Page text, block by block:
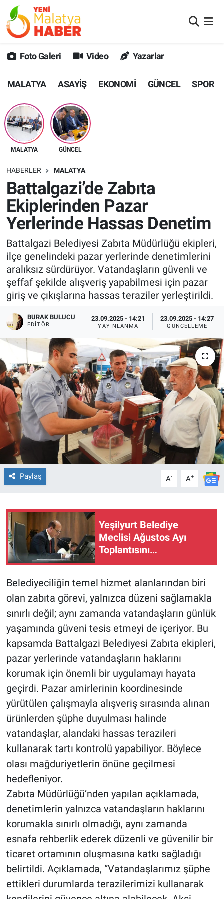
Foto Galeri Video Yazarlar
MALATYA ASAYİŞ EKONOMİ GÜNCEL SPOR
MALATYA GÜNCEL
HABERLER MALATYA
Battalgazi’de Zabıta
Ekiplerinden Pazar
Yerlerinde Hassas Denetim
Battalgazi Belediyesi Zabıta Müdürlüğü ekipleri,
ilçe genelindeki pazar yerlerinde denetimlerini
aralıksız sürdürüyor. Vatandaşların güvenli ve
şeffaf şekilde alışveriş yapabilmesi için pazar
giriş ve çıkışlarına hassas teraziler yerleştirildi.
BURAK BULUCU
EDITÖR
23.09.2025 - 14:21
YAYINLANMA
23.09.2025 - 14:27
GÜNCELLEME
Paylaş A- A+
Yeşilyurt Belediye
Meclisi Ağustos Ayı
Toplantısını
Gerçekleştirdi
Belediyeciliğin temel hizmet alanlarından biri
olan zabıta görevi, yalnızca düzeni sağlamakla
sınırlı değil; aynı zamanda vatandaşların günlük
yaşamında güveni tesis etmeyi de içeriyor. Bu
kapsamda Battalgazi Belediyesi Zabıta ekipleri,
pazar yerlerinde vatandaşların haklarını
korumak için önemli bir uygulamayı hayata
geçirdi. Pazar amirlerinin koordinesinde
yürütülen çalışmayla alışveriş sırasında alınan
ürünlerden şüphe duyulması halinde
vatandaşlar, alandaki hassas terazileri
kullanarak tartı kontrolü yapabiliyor. Böylece
olası mağduriyetlerin önüne geçilmesi
hedefleniyor.
Zabıta Müdürlüğü’nden yapılan açıklamada,
denetimlerin yalnızca vatandaşların haklarını
korumakla sınırlı olmadığı, aynı zamanda
esnafa rehberlik ederek düzenli ve güvenilir bir
ticaret ortamının oluşmasına katkı sağladığı
belirtildi. Açıklamada, “Vatandaşlarımız şüphe
ettikleri durumlarda terazilerimizi kullanarak
MALATYA
GÜNCEL
SPOR
SAĞLIK
DİĞER
EKONOMİ
Malatya Nöbetçi Eczaneler
MALATYA Namaz Vakitleri
Malatya Trafik Yoğunluk Haritası
Süper Lig Puan Durumu ve Fikstür
Tüm Manşetler
Son Dakika Haberleri
Haber Arşivi